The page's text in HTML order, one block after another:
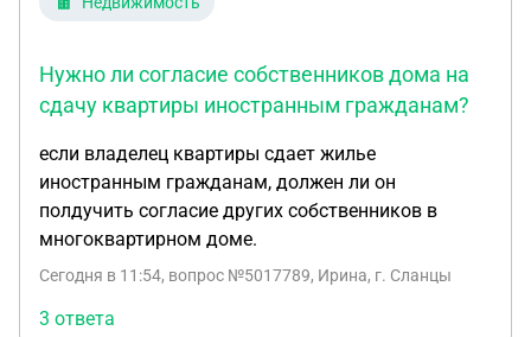
Имеет ли он право требовать такой оплаты,
ненадлежащее содержание будет? Имеет ли он
право пользоваться безвозмездно всем домом и
Нужно ли согласие собственников дома на
сдачу квартиры иностранным гражданам?
если владелец квартиры сдает жилье
иностранным гражданам, должен ли он
полдучить согласие других собственников в
многоквартирном доме.
Сегодня в 11:54, вопрос №5017789, Ирина, г. Сланцы
3 ответа